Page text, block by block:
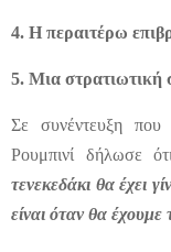
4. Η περαιτέρω
5. Μια στρατιωτική
Σε συνέντευξη που
Ρουμπινί δήλωσε
τενεκεδάκι θα έχει
είναι όταν θα έχουμε